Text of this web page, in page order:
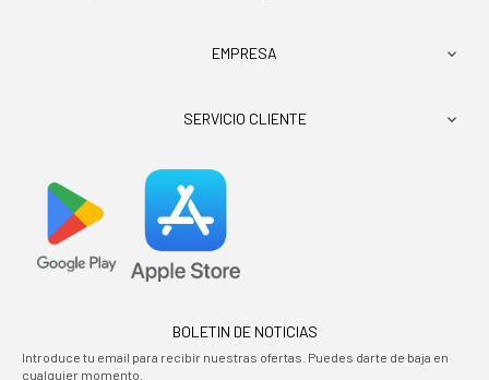
EMPRESA 
SERVICIO CLIENTE 
BOLETIN DE NOTICIAS
Introduce tu email para recibir nuestras ofertas. Puedes darte de baja en
cualquier momento.